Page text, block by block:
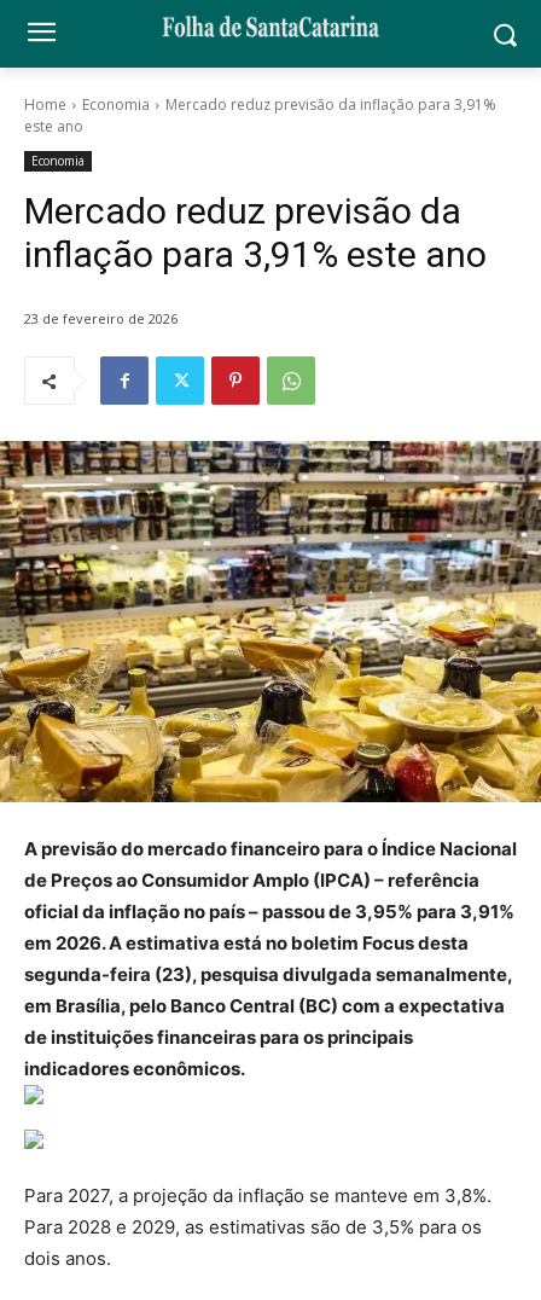
Home Economia
Mercado reduz previsão da inflação para 3,91%
este ano
Economia
Mercado reduz previsão da
inflação para 3,91% este ano
23 de fevereiro de 2026
A previsão do mercado financeiro para o Índice Nacional
de Preços ao Consumidor Amplo (IPCA) – referência
oficial da inflação no país – passou de 3,95% para 3,91%
em 2026. A estimativa está no boletim Focus desta
segunda-feira (23), pesquisa divulgada semanalmente,
em Brasília, pelo Banco Central (BC) com a expectativa
de instituições financeiras para os principais
indicadores econômicos.
Para 2027, a projeção da inflação se manteve em 3,8%.
Para 2028 e 2029, as estimativas são de 3,5% para os
dois anos.